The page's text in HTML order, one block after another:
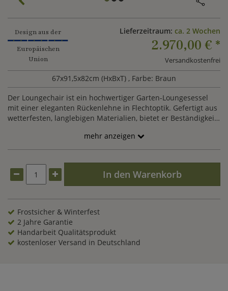
Design aus der
Europäischen
Union
Lieferzeitraum: ca. 2 Wochen
2.970,00 € *
Versandkostenfrei
67x91,5x82cm (HxBxT) , Farbe: Braun
Der Loungechair ist ein hochwertiger Garten-Loungesessel
mit einer eleganten Rückenlehne in Flechtoptik. Gefertigt aus
wetterfesten, langlebigen Materialien, bietet er Beständigkeit
Entspannen ein und sorgt für hohen Komfort. Mit seinem
modernen, stilvollen Design fügt er sich harmonisch in jede
mehr anzeigen
In den Warenkorb
Frostsicher & Winterfest
2 Jahre Garantie
Handarbeit Qualitätsprodukt
kostenloser Versand in Deutschland